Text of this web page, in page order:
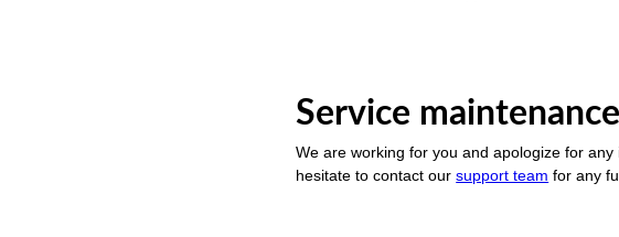
Service
We are working for you and apologize for
hesitate to contact oursupport team for any